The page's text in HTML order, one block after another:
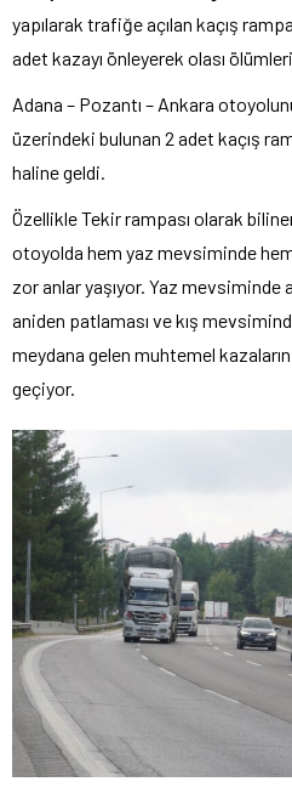
yapılarak trafiğe açılan kaçış
adet kazayı önleyerek olası
Adana – Pozantı – Ankara
üzerindeki bulunan 2 adet kaçış
haline geldi.
Özellikle Tekir rampası olarak
otoyolda hem yaz mevsiminde
zor anlar yaşıyor. Yaz mevsiminde
aniden patlaması ve kış
meydana gelen muhtemel
geçiyor.